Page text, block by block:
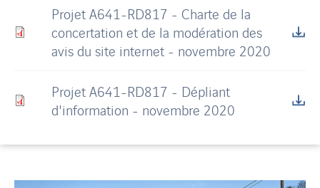
Projet A641-RD817 - Charte de la
concertation et de la modération des
avis du site internet - novembre 2020
Projet A641-RD817 - Dépliant
d'information - novembre 2020